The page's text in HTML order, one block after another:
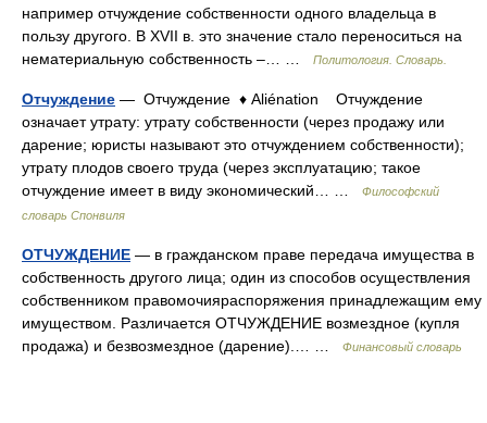
например отчуждение собственности одного владельца в
пользу другого. В XVII в. это значение стало переноситься на
нематериальную собственность –… …
Политология. Словарь.
Отчуждение — Отчуждение ♦ Aliénation Отчуждение
означает утрату: утрату собственности (через продажу или
дарение; юристы называют это отчуждением собственности);
утрату плодов своего труда (через эксплуатацию; такое
отчуждение имеет в виду экономический… …
Философский
словарь Спонвиля
ОТЧУЖДЕНИЕ — в гражданском праве передача имущества в
собственность другого лица; один из способов осуществления
собственником правомочияраспоряжения принадлежащим ему
имуществом. Различается ОТЧУЖДЕНИЕ возмездное (купля
продажа) и безвозмездное (дарение).… …
Финансовый словарь